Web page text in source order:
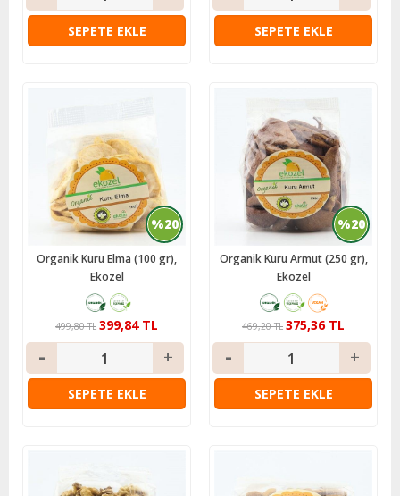
SEPETE EKLE SEPETE EKLE
%20
Organik Kuru Elma (100 gr),
Ekozel
399,84 TL
499,80 TL
SEPETE EKLE
%20
Organik Kuru Armut (250 gr),
Ekozel
375,36 TL
469,20 TL
SEPETE EKLE